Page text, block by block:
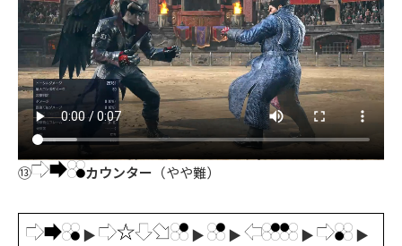
⑬ カウンター （やや難）
▶ ▶ ▶ ▶ ▶